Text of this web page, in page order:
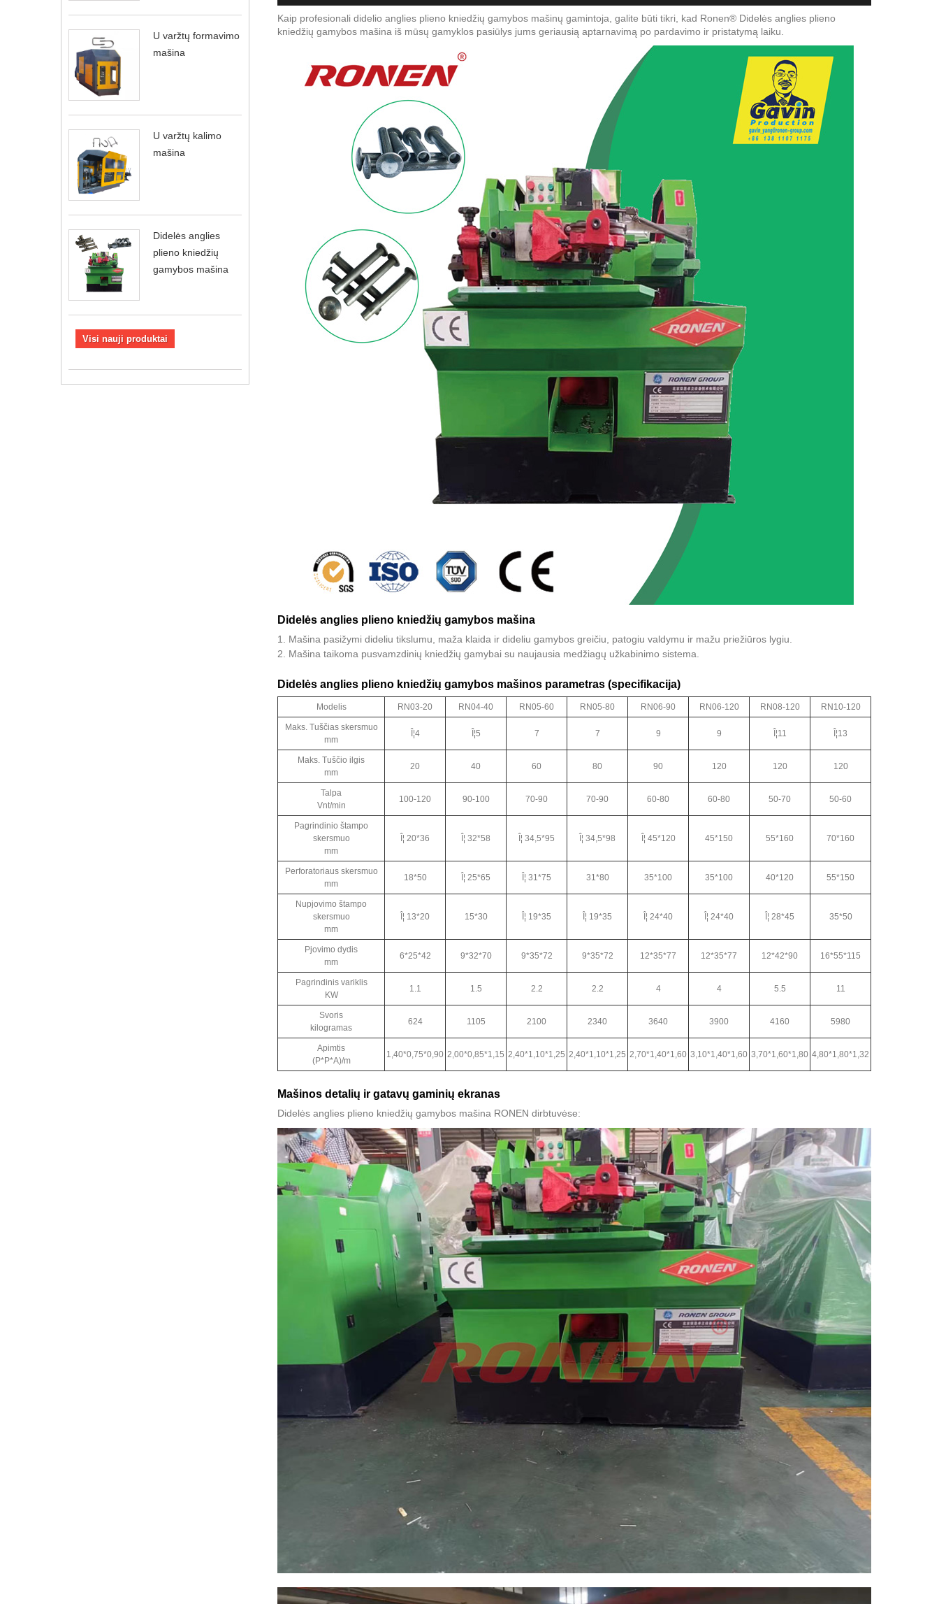
U varžtų formavimo
mašina
U varžtų kalimo
mašina
Didelės anglies
plieno kniedžių
gamybos mašina
Visi nauji produktai
Kaip profesionali didelio anglies plieno kniedžių gamybos mašinų gamintoja, galite būti tikri, kad Ronen® Didelės anglies plieno
kniedžių gamybos mašina iš mūsų gamyklos pasiūlys jums geriausią aptarnavimą po pardavimo ir pristatymą laiku.
Didelės anglies plieno kniedžių gamybos mašina
1. Mašina pasižymi dideliu tikslumu, maža klaida ir dideliu gamybos greičiu, patogiu valdymu ir mažu priežiūros lygiu.
2. Mašina taikoma pusvamzdinių kniedžių gamybai su naujausia medžiagų užkabinimo sistema.
Didelės anglies plieno kniedžių gamybos mašinos parametras (specifikacija)
Modelis RN03-20 RN04-40 RN05-60 RN05-80 RN06-90 RN06-120 RN08-120 RN10-120
Maks. Tuščias skersmuo
mm
Î¦4 Î¦5 7 7 9 9 Î¦11 Î¦13
Maks. Tuščio ilgis
mm
20 40 60 80 90 120 120 120
Talpa
Vnt/min
100-120 90-100 70-90 70-90 60-80 60-80 50-70 50-60
Pagrindinio štampo
skersmuo
mm
Î¦ 20*36 Î¦ 32*58 Î¦ 34,5*95 Î¦ 34,5*98 Î¦ 45*120 45*150 55*160 70*160
Perforatoriaus skersmuo
mm
18*50 Î¦ 25*65 Î¦ 31*75 31*80 35*100 35*100 40*120 55*150
Nupjovimo štampo
skersmuo
mm
Î¦ 13*20 15*30 Î¦ 19*35 Î¦ 19*35 Î¦ 24*40 Î¦ 24*40 Î¦ 28*45 35*50
Pjovimo dydis
mm
6*25*42 9*32*70 9*35*72 9*35*72 12*35*77 12*35*77 12*42*90 16*55*115
Pagrindinis variklis
KW
1.1 1.5 2.2 2.2 4 4 5.5 11
Svoris
kilogramas
624 1105 2100 2340 3640 3900 4160 5980
Apimtis
(P*P*A)/m
1,40*0,75*0,90 2,00*0,85*1,15 2,40*1,10*1,25 2,40*1,10*1,25 2,70*1,40*1,60 3,10*1,40*1,60 3,70*1,60*1,80 4,80*1,80*1,32
Mašinos detalių ir gatavų gaminių ekranas
Didelės anglies plieno kniedžių gamybos mašina RONEN dirbtuvėse: